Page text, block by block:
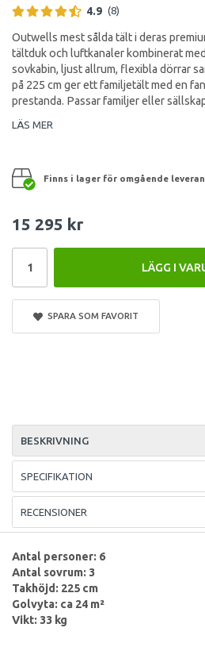
4.9 (8)
Outwells mest sålda tält i deras
tältduk och luftkanaler kombinerat
sovkabin, ljust allrum, flexibla dörrar
på 225 cm ger ett familjetält med en
prestanda. Passar familjer eller
LÄS MER
Finns i lager för omgående
15 295 kr
LÄGG I
SPARA SOM FAVORIT
BESKRIVNING
SPECIFIKATION
RECENSIONER
Antal personer: 6
Antal sovrum: 3
Takhöjd: 225 cm
Golvyta: ca 24 m²
Vikt: 33 kg